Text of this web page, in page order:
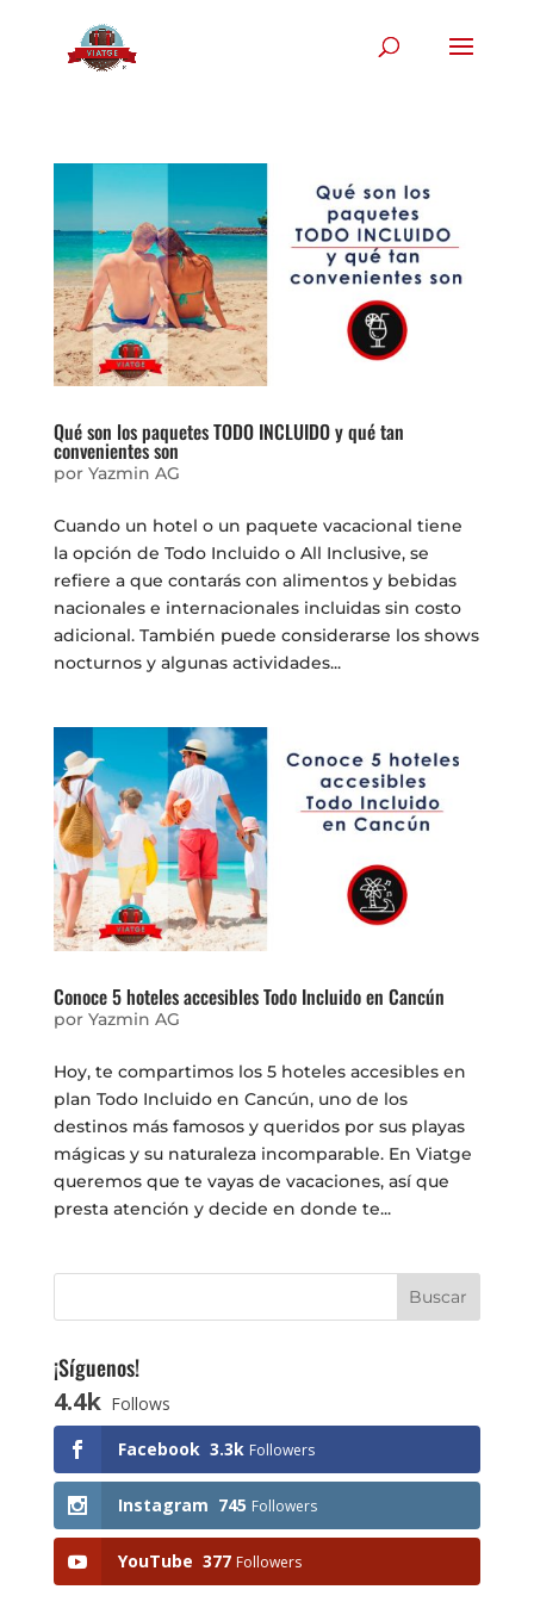
Qué son los paquetes TODO INCLUIDO y qué tan
convenientes son
por Yazmin AG
Cuando un hotel o un paquete vacacional tiene
la opción de Todo Incluido o All Inclusive, se
refiere a que contarás con alimentos y bebidas
nacionales e internacionales incluidas sin costo
adicional. También puede considerarse los shows
nocturnos y algunas actividades...
Conoce 5 hoteles accesibles Todo Incluido en Cancún
por Yazmin AG
Hoy, te compartimos los 5 hoteles accesibles en
plan Todo Incluido en Cancún, uno de los
destinos más famosos y queridos por sus playas
mágicas y su naturaleza incomparable. En Viatge
queremos que te vayas de vacaciones, así que
presta atención y decide en donde te...
¡Síguenos!
4.4k Follows
Facebook 3.3k Followers
Instagram 745 Followers
YouTube 377 Followers